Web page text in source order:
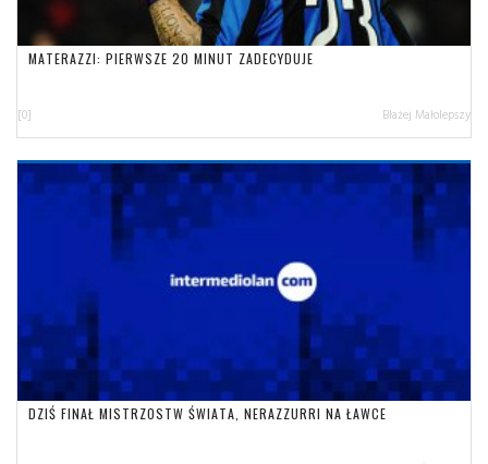
MATERAZZI: PIERWSZE 20 MINUT ZADECYDUJE
[0] Błażej Małolepszy
DZIŚ FINAŁ MISTRZOSTW ŚWIATA, NERAZZURRI NA ŁAWCE